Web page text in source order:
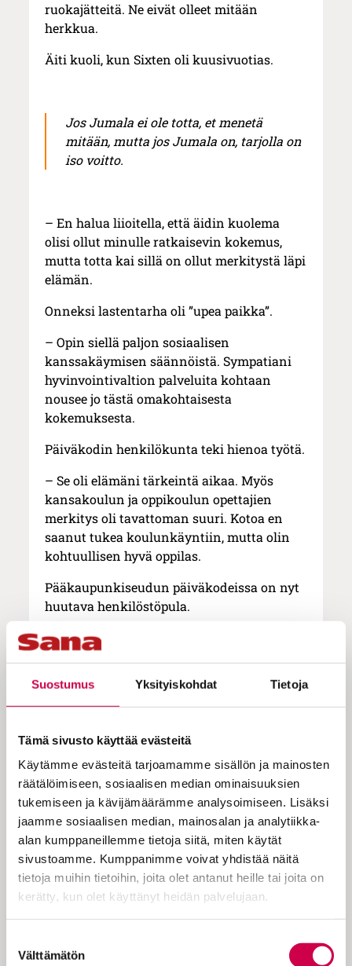
Suostumus Yksityiskohdat Tietoja
Tämä sivusto käyttää evästeitä
Käytämme evästeitä tarjoamamme sisällön ja mainosten
räätälöimiseen, sosiaalisen median ominaisuuksien
tukemiseen ja kävijämäärämme analysoimiseen. Lisäksi
jaamme sosiaalisen median, mainosalan ja analytiikka-
alan kumppaneillemme tietoja siitä, miten käytät
sivustoamme. Kumppanimme voivat yhdistää näitä
tietoja muihin tietoihin, joita olet antanut heille tai joita on
kerätty, kun olet käyttänyt heidän palvelujaan.
valinta
Välttämätön
ruokajätteitä. Ne eivät olleet mitään
herkkua.
Äiti kuoli, kun Sixten oli kuusivuotias.
Jos Jumala ei ole totta, et menetä
mitään, mutta jos Jumala on, tarjolla on
iso voitto.
– En halua liioitella, että äidin kuolema
olisi ollut minulle ratkaisevin kokemus,
mutta totta kai sillä on ollut merkitystä läpi
elämän.
Onneksi lastentarha oli ”upea paikka”.
– Opin siellä paljon sosiaalisen
kanssakäymisen säännöistä. Sympatiani
hyvinvointivaltion palveluita kohtaan
nousee jo tästä omakohtaisesta
kokemuksesta.
Päiväkodin henkilökunta teki hienoa työtä.
– Se oli elämäni tärkeintä aikaa. Myös
kansakoulun ja oppikoulun opettajien
merkitys oli tavattoman suuri. Kotoa en
saanut tukea koulunkäyntiin, mutta olin
kohtuullisen hyvä oppilas.
Pääkaupunkiseudun päiväkodeissa on nyt
huutava henkilöstöpula.
– Kannan kovasti huolta siitä, että nämä
yhteiskunnan ydinfunktiot, päivähoito- ja
koulujärjestelmä, säilyisivät kunnossa.
Meidän pitää panostaa enemmän
inhimillisen pääoman kasvattamiseen.
Sodassa jokainen rukoilee
Uskonnollista kasvatusta Sixten Korkman
ei juuri saanut. Isä oli oletettavasti ateisti.
– Hyvin pragmaattinen isoäitini kyllä yritti
opettaa minulle, että kannattaa uskoa
Jumalaan. Jos Jumala ei ole totta, et
menetä mitään, mutta jos Jumala on,
tarjolla on iso voitto.